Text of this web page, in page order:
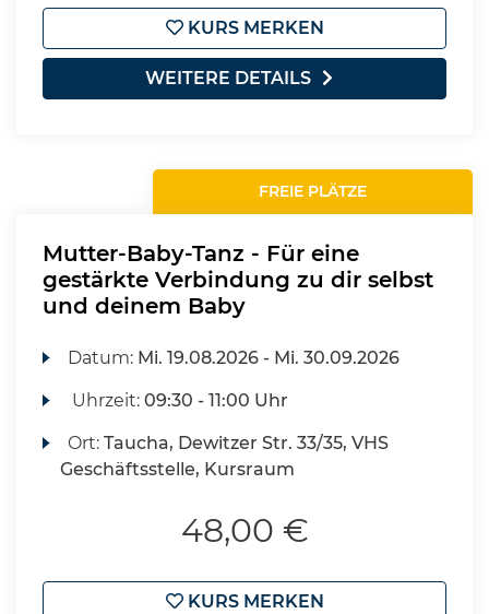
KURS MERKEN
WEITERE DETAILS
FREIE PLÄTZE
Mutter-Baby-Tanz - Für eine
gestärkte Verbindung zu dir selbst
und deinem Baby
Datum: Mi. 19.08.2026 - Mi. 30.09.2026
Uhrzeit:09:30 - 11:00 Uhr
Ort:Taucha, Dewitzer Str. 33/35, VHS
Geschäftsstelle, Kursraum
48,00 €
KURS MERKEN